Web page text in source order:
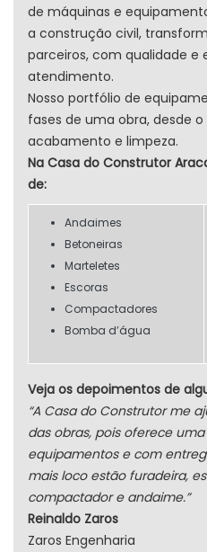
de máquinas e
a construção civil,
parceiros, com qualidade e
atendimento.
Nosso portfólio de
fases de uma obra, desde
acabamento e limpeza.
Na Casa do Construtor
de:
Andaimes
Betoneiras
Marteletes
Escoras
Compactadores
Bomba d’água
Veja os depoimentos de
“A Casa do Construtor me
das obras, pois oferece
equipamentos e com
mais loco estão furadeira,
compactador e andaime.”
Reinaldo Zaros
Zaros Engenharia